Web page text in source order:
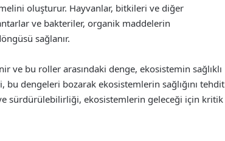
oluşturur. Hayvanlar, bitkileri ve diğer
ve bakteriler, organik maddelerin
sağlanır.
ve bu roller arasındaki denge, ekosistemin sağlıklı
dengeleri bozarak ekosistemlerin sağlığını tehdit
sürdürülebilirliği, ekosistemlerin geleceği için kritik